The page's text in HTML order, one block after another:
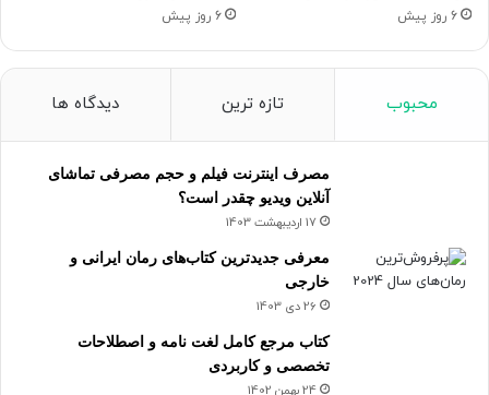
6 روز پیش 6 روز پیش
محبوب تازه ترین دیدگاه ها
مصرف اینترنت فیلم و حجم مصرفی تماشای
آنلاین ویدیو چقدر است؟
17 اردیبهشت 1403
معرفی جدیدترین کتاب‌های رمان ایرانی و
خارجی
26 دی 1403
کتاب مرجع کامل لغت نامه و اصطلاحات
تخصصی و کاربردی
24 بهمن 1402